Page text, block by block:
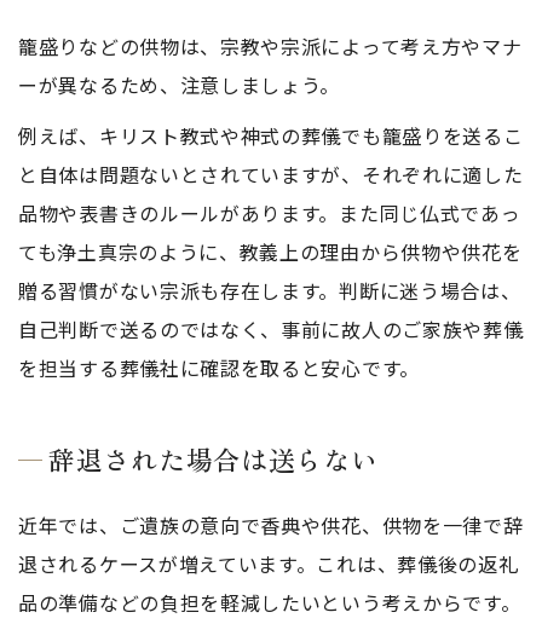
籠盛りなどの供物は、宗教や宗派によって考え方やマナ
ーが異なるため、注意しましょう。
例えば、キリスト教式や神式の葬儀でも籠盛りを送るこ
と自体は問題ないとされていますが、それぞれに適した
品物や表書きのルールがあります。また同じ仏式であっ
ても浄土真宗のように、教義上の理由から供物や供花を
贈る習慣がない宗派も存在します。判断に迷う場合は、
自己判断で送るのではなく、事前に故人のご家族や葬儀
を担当する葬儀社に確認を取ると安心です。
辞退された場合は送らない
近年では、ご遺族の意向で香典や供花、供物を一律で辞
退されるケースが増えています。これは、葬儀後の返礼
品の準備などの負担を軽減したいという考えからです。